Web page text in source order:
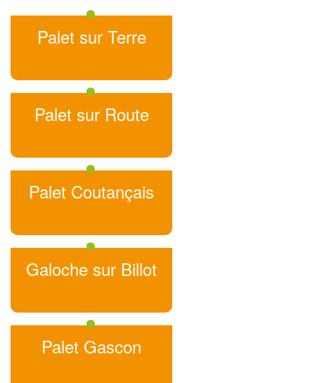
Palet sur Terre
Palet sur Route
Palet Coutançais
Galoche sur Billot
Palet Gascon